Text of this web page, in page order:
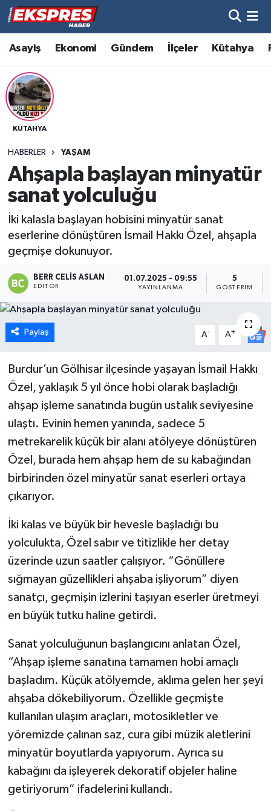
Asayiş Ekonomi Gündem İlçeler Kütahya
KÜTAHYA
HABERLER YAŞAM
Ahşapla başlayan minyatür
sanat yolculuğu
İki kalasla başlayan hobisini minyatür sanat
eserlerine dönüştüren İsmail Hakkı Özel, ahşapla
geçmişe dokunuyor.
BERR CELIS ASLAN
EDITÖR
01.07.2025 - 09:55
YAYINLANMA
5
GÖSTERIM
Paylaş A- A+
Burdur’un Gölhisar ilçesinde yaşayan İsmail Hakkı
Özel, yaklaşık 5 yıl önce hobi olarak başladığı
ahşap işleme sanatında bugün ustalık seviyesine
ulaştı. Evinin hemen yanında, sadece 5
metrekarelik küçük bir alanı atölyeye dönüştüren
Özel, burada hem ahşap hem de su kabağından
birbirinden özel minyatür sanat eserleri ortaya
çıkarıyor.
İki kalas ve büyük bir hevesle başladığı bu
yolculukta, Özel sabır ve titizlikle her detay
üzerinde uzun saatler çalışıyor. “Gönüllere
sığmayan güzellikleri ahşaba işliyorum” diyen
sanatçı, geçmişin izlerini taşıyan eserler üretmeyi
en büyük tutku haline getirdi.
Sanat yolculuğunun başlangıcını anlatan Özel,
“Ahşap işleme sanatına tamamen hobi amaçlı
başladım. Küçük atölyemde, aklıma gelen her şeyi
ahşaba dökebiliyorum. Özellikle geçmişte
kullanılan ulaşım araçları, motosikletler ve
yöremizde çalınan saz, cura gibi müzik aletlerini
minyatür boyutlarda yapıyorum. Ayrıca su
kabağını da işleyerek dekoratif objeler haline
getiriyorum” ifadelerini kullandı.
Altıntaş
Asayiş
Aslanapa
Bölge
Çavdarhisar
Domaniç
Eğitim
Emet
Gediz
Genel
Hisarcık
Köşe Yazıları
Kütahya
Magazin
Otomobil
Pazarlar
Politika
Hava Durumu
Trafik Durumu
Süper Lig Puan Durumu ve Fikstür
Son Dakika Haberleri
Haber Arşivi